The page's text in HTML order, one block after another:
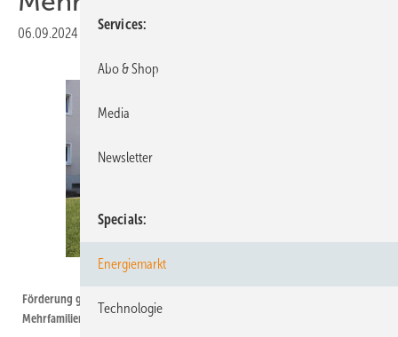
06.09.2024 Druckvorschau
Förderung gibt es jetzt auch für Wärmepumpen, die auf
Mehrfamilienhäuser ausgelegt sind.
Services
Abo & Shop
Media
Newsletter
Specials
Energiemarkt
Technologie